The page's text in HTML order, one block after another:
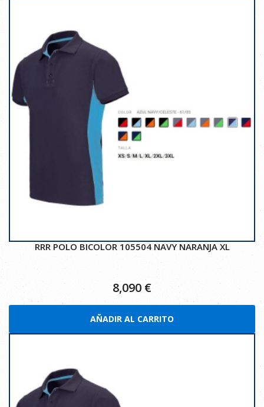
RRR POLO BICOLOR 105504 NAVY NARANJA XL
8,090 €
AÑADIR AL CARRITO